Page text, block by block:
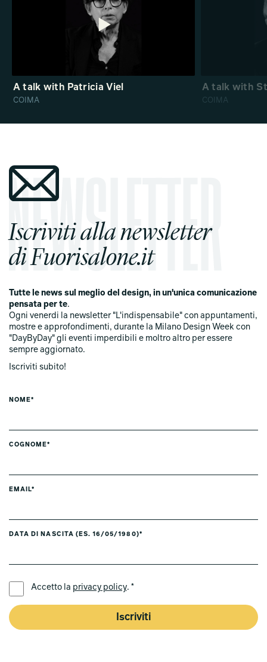
A talk with Patricia Viel
COIMA
A talk with
COIMA
Iscriviti alla newsletter
di Fuorisalone.it
Tutte le news sul meglio del design, in un'unica comunicazione
pensata per te.
Ogni venerdi la newsletter "L'indispensabile" con appuntamenti,
mostre e approfondimenti, durante la Milano Design Week con
"DayByDay" gli eventi imperdibili e moltro altro per essere
sempre aggiornato.
Iscriviti subito!
NOME*
COGNOME*
EMAIL*
DATA DI NASCITA (ES. 16/05/1980)*
Accetto la privacy policy. *
Iscriviti